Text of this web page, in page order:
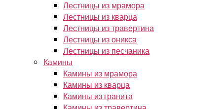
Лестницы из мрамора
Лестницы из кварца
Лестницы из травертина
Лестницы из оникса
Лестницы из песчаника
Камины
Камины из мрамора
Камины из кварца
Камины из гранита